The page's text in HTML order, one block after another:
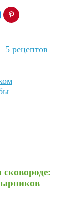
5 рецептов